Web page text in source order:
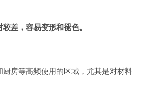
差，容易变形和褪色。
厨房等高频使用的区域，尤其是对材料